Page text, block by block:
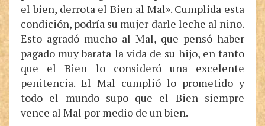
el bien, derrota el Bien al Mal». Cumplida esta
condición, podría su mujer darle leche al niño.
Esto agradó mucho al Mal, que pensó haber
pagado muy barata la vida de su hijo, en tanto
que el Bien lo consideró una excelente
penitencia. El Mal cumplió lo prometido y
todo el mundo supo que el Bien siempre
vence al Mal por medio de un bien.